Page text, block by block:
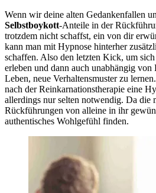
Wenn wir deine alten Gedankenfallen
Selbstboykott-Anteile in der
trotzdem nicht schaffst, ein von dir
kann man mit Hypnose hinterher
schaffen. Also den letzten Kick, um sich
erleben und dann auch unabhängig von
Leben, neue Verhaltensmuster zu
nach der Reinkarnationstherapie eine
allerdings nur selten notwendig. Da die
Rückführungen von alleine in ihr
authentisches Wohlgefühl finden.